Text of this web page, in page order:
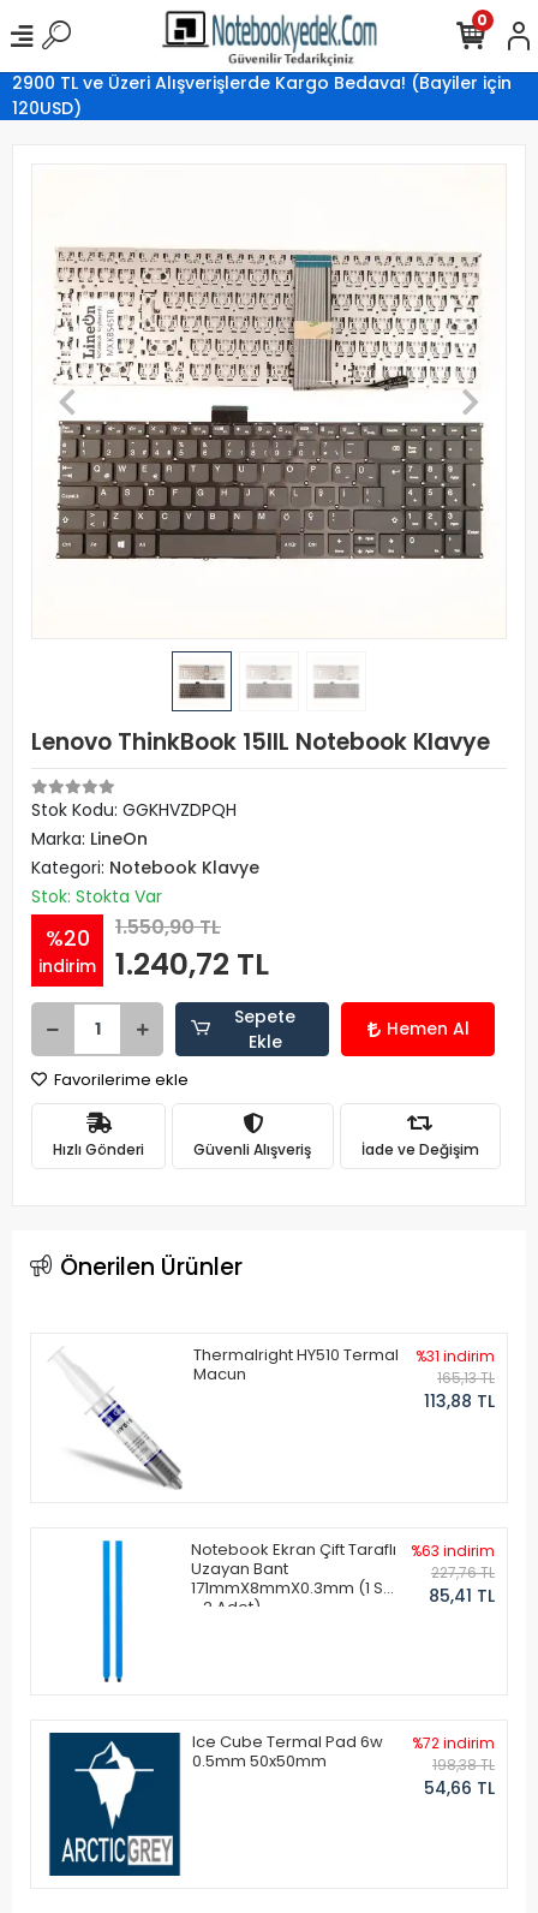
2900 TL ve Üzeri Alışverişlerde Kargo Bedava! (Bayiler için
120USD)
0
Lenovo ThinkBook 15IIL Notebook Klavye
Stok Kodu: GGKHVZDPQH
Marka: LineOn
Kategori: Notebook Klavye
Stok: Stokta Var
%20
indirim
1.550,90 TL
1.240,72 TL
Sepete
Ekle
Hemen Al
Favorilerime ekle
Hızlı Gönderi Güvenli Alışveriş İade ve Değişim
Önerilen Ürünler
Thermalright HY510 Termal
Macun
%31 indirim
165,13 TL
113,88 TL
Notebook Ekran Çift Taraflı
Uzayan Bant
171mmX8mmX0.3mm (1 Set
- 2 Adet)
%63 indirim
227,76 TL
85,41 TL
Ice Cube Termal Pad 6w
0.5mm 50x50mm
%72 indirim
198,38 TL
54,66 TL